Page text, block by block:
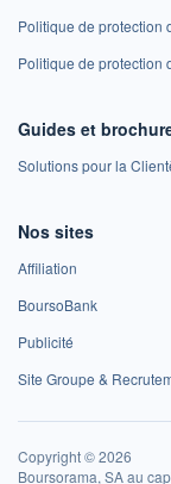
Politique de protection
Politique de protection
Guides et
Solutions pour la
Nos sites
Affiliation
BoursoBank
Publicité
Site Groupe &
Copyright © 2026
Boursorama, SA au